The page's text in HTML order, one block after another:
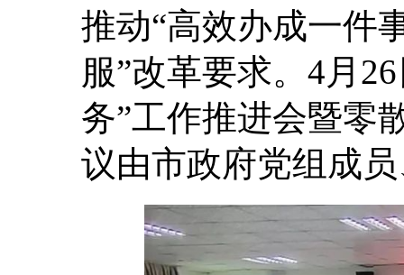
推动“高效办成一件
服”改革要求。4月
务”工作推进会暨零
议由市政府党组成